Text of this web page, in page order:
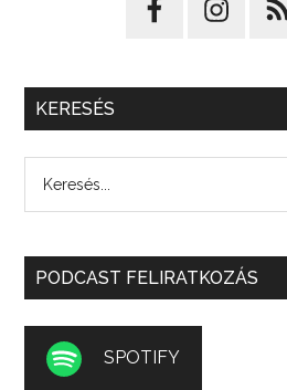
KERESÉS
PODCAST FELIRATKOZÁS
SPOTIFY